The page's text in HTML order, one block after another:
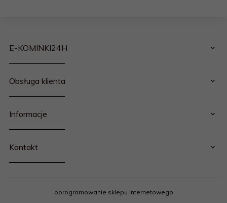
Obsługa klienta
Informacje
E-KOMINKI24H
Kontakt
oprogramowanie sklepu internetowego